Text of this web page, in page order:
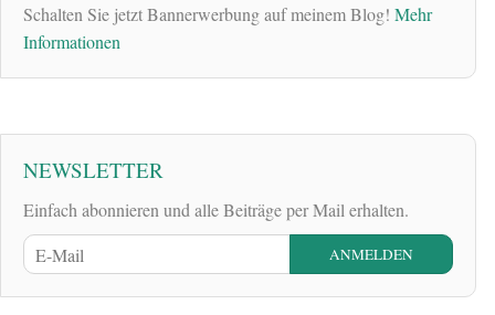
Schalten Sie jetzt Bannerwerbung auf meinem Blog! Mehr
Informationen
NEWSLETTER
Einfach abonnieren und alle Beiträge per Mail erhalten.